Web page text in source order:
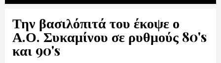
Την βασιλόπιτά του έκοψε ο
Α.Ο. Συκαμίνου σε ρυθμούς 80's
και 90's